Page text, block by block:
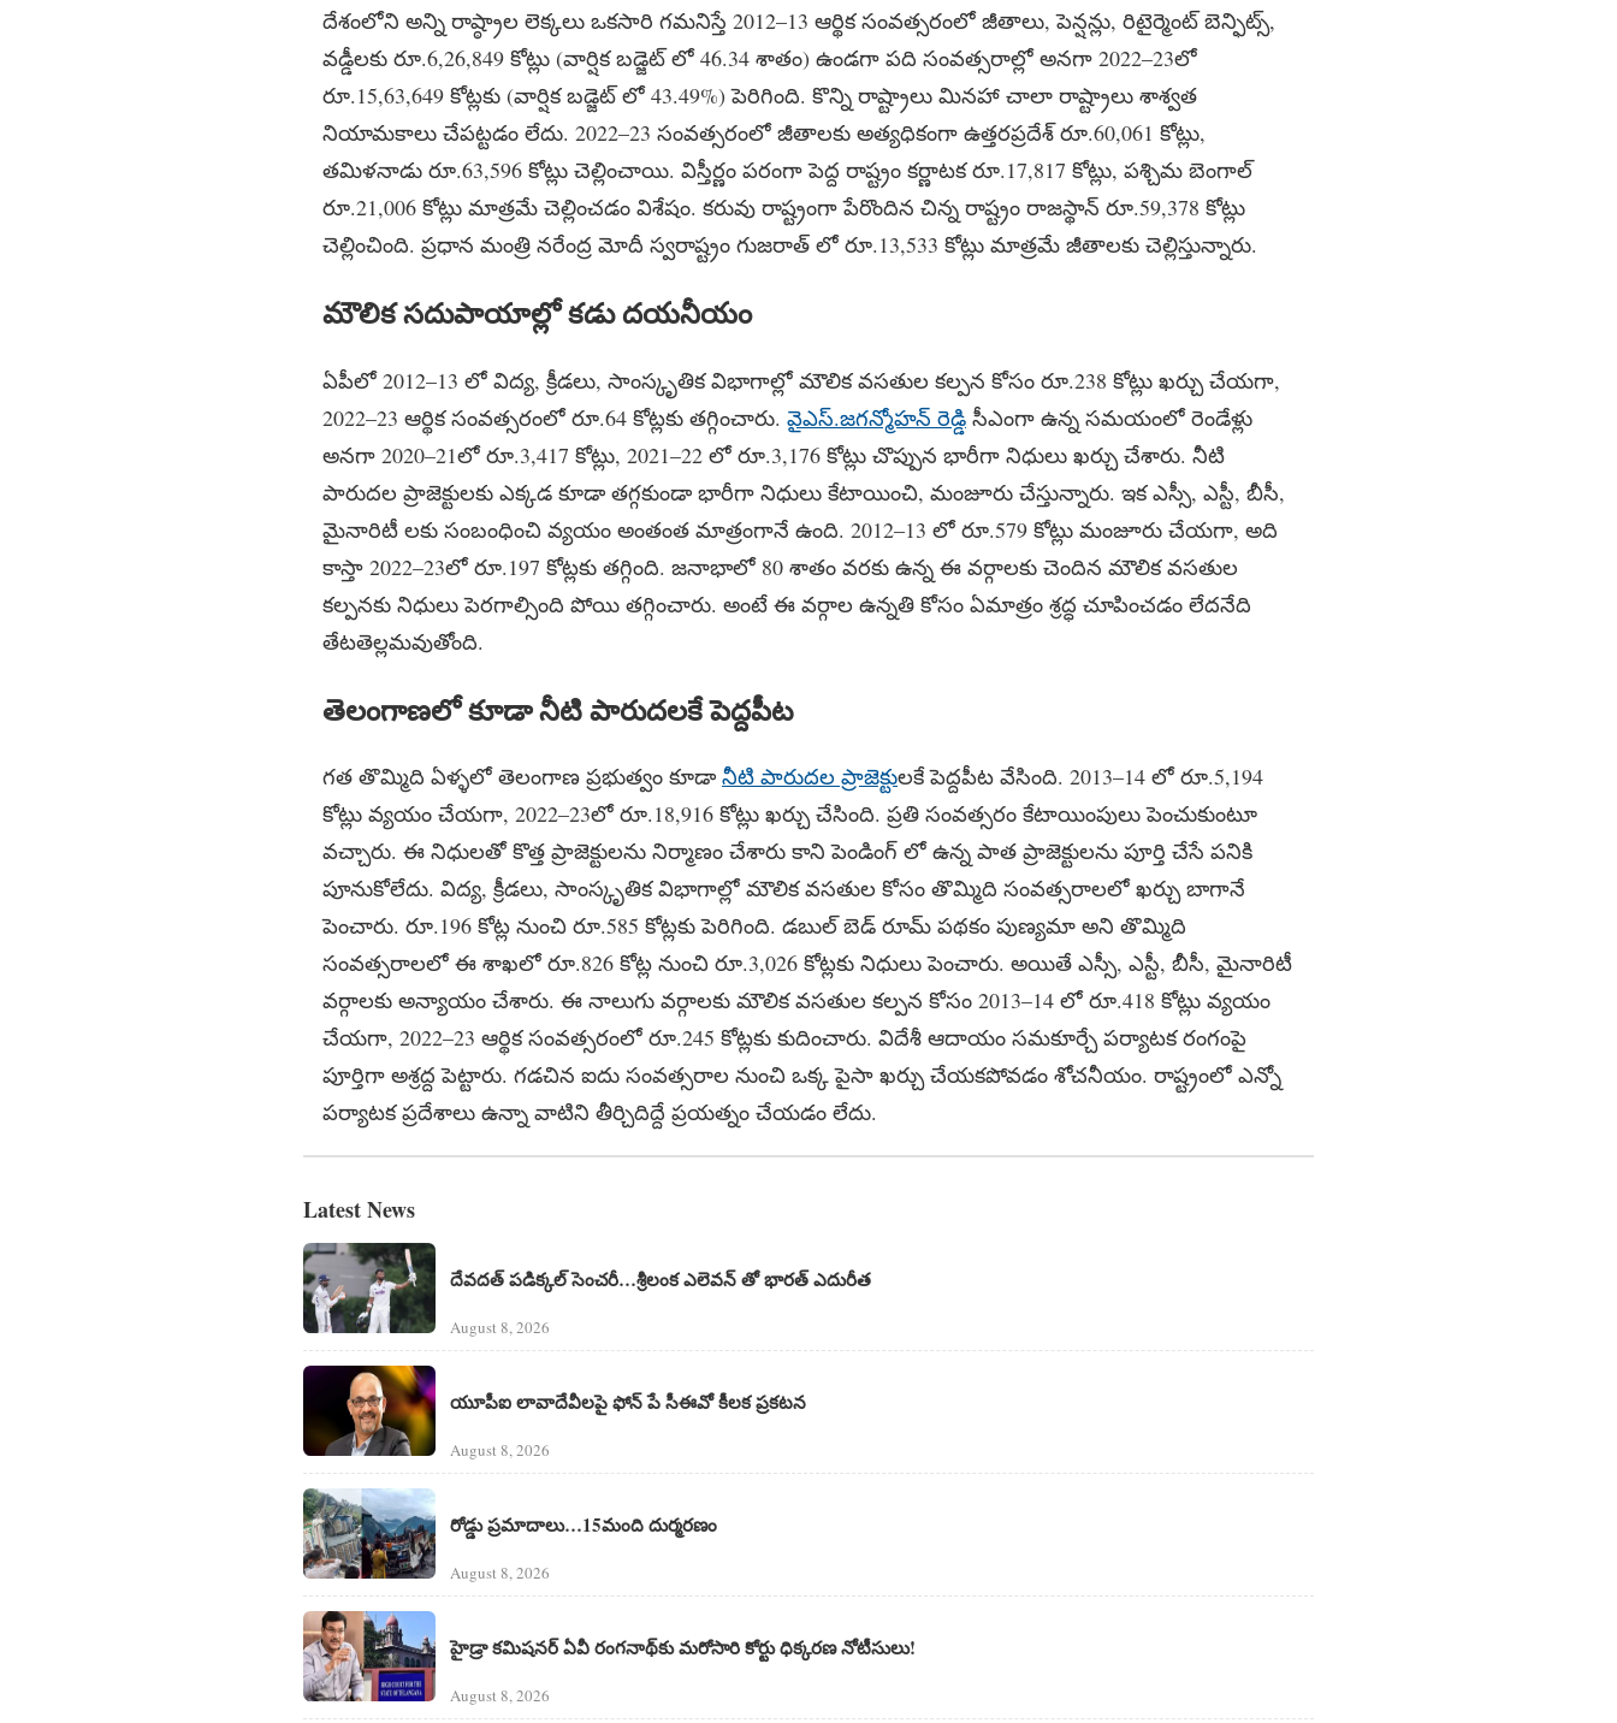
దేశంలోని అన్ని రాష్ఠ్రాల లెక్కలు ఒకసారి గమనిస్తే 2012–13 ఆర్థిక సంవత్సరంలో జీతాలు, పెన్షన్లు, రిటైర్మెంట్ బెన్ఫిట్స్,
వడ్డీలకు రూ.6,26,849 కోట్లు (వార్షిక బడ్జెట్ లో 46.34 శాతం) ఉండగా పది సంవత్సరాల్లో అనగా 2022–23లో
రూ.15,63,649 కోట్లకు (వార్షిక బడ్జెట్ లో 43.49%) పెరిగింది. కొన్ని రాష్ట్రాలు మినహా చాలా రాష్ట్రాలు శాశ్వత
నియామకాలు చేపట్టడం లేదు. 2022–23 సంవత్సరంలో జీతాలకు అత్యధికంగా ఉత్తరప్రదేశ్ రూ.60,061 కోట్లు,
తమిళనాడు రూ.63,596 కోట్లు చెల్లించాయి. విస్తీర్ణం పరంగా పెద్ద రాష్ట్రం కర్ణాటక రూ.17,817 కోట్లు, పశ్చిమ బెంగాల్
రూ.21,006 కోట్లు మాత్రమే చెల్లించడం విశేషం. కరువు రాష్ట్రంగా పేరొందిన చిన్న రాష్ట్రం రాజస్థాన్ రూ.59,378 కోట్లు
చెల్లించింది. ప్రధాన మంత్రి నరేంద్ర మోదీ స్వరాష్ట్రం గుజరాత్ లో రూ.13,533 కోట్లు మాత్రమే జీతాలకు చెల్లిస్తున్నారు.
మౌలిక సదుపాయాల్లో కడు దయనీయం
ఏపీలో 2012–13 లో విద్య, క్రీడలు, సాంస్కృతిక‌ విభాగాల్లో మౌలిక వసతుల కల్పన కోసం రూ.238 కోట్లు ఖర్చు చేయగా,
2022–23 ఆర్థిక సంవత్సరంలో రూ.64 కోట్లకు తగ్గించారు. వైఎస్.జగన్మోహన్ రెడ్డి సీఎంగా ఉన్న సమయంలో రెండేళ్లు
అనగా 2020–21లో రూ.3,417 కోట్లు, 2021–22 లో రూ.3,176 కోట్లు చొప్పున భారీగా నిధులు ఖర్చు చేశారు. నీటి
పారుదల ప్రాజెక్టులకు ఎక్కడ కూడా తగ్గకుండా భారీగా నిధులు కేటాయించి, మంజూరు చేస్తున్నారు. ఇక ఎస్సీ, ఎస్టీ, బీసీ,
మైనారిటీ లకు సంబంధించి వ్యయం అంతంత మాత్రంగానే ఉంది. 2012–13 లో రూ.579 కోట్లు మంజూరు చేయగా, అది
కాస్తా 2022–23లో రూ.197 కోట్లకు తగ్గింది. జనాభాలో 80 శాతం వరకు ఉన్న ఈ వర్గాలకు చెందిన మౌలిక వసతుల
కల్పనకు నిధులు పెరగాల్సింది పోయి తగ్గించారు. అంటే ఈ వర్గాల ఉన్నతి కోసం ఏమాత్రం శ్రద్ధ చూపించడం లేదనేది
తేటతెల్లమవుతోంది.
తెలంగాణలో కూడా నీటి పారుదలకే పెద్దపీట
గత తొమ్మిది ఏళ్ళలో తెలంగాణ ప్రభుత్వం కూడా నీటి పారుదల ప్రాజెక్టులకే పెద్దపీట వేసింది. 2013–14 లో రూ.5,194
కోట్లు వ్యయం చేయగా, 2022–23లో రూ.18,916 కోట్లు ఖర్చు చేసింది. ప్రతి సంవత్సరం కేటాయింపులు పెంచుకుంటూ
వచ్చారు. ఈ నిధులతో కొత్త ప్రాజెక్టులను నిర్మాణం చేశారు కాని పెండింగ్ లో ఉన్న పాత ప్రాజెక్టులను పూర్తి చేసే పనికి
పూనుకోలేదు. విద్య, క్రీడలు, సాంస్కృతిక‌ విభాగాల్లో మౌలిక వసతుల కోసం తొమ్మిది సంవత్సరాలలో ఖర్చు బాగానే
పెంచారు. రూ.196 కోట్ల నుంచి రూ.585 కోట్లకు పెరిగింది. డబుల్ బెడ్ రూమ్ పథకం పుణ్యమా అని తొమ్మిది
సంవత్సరాలలో ఈ శాఖలో రూ.826 కోట్ల నుంచి రూ.3,026 కోట్లకు నిధులు పెంచారు. అయితే ఎస్సీ, ఎస్టీ, బీసీ, మైనారిటీ
వర్గాలకు అన్యాయం చేశారు. ఈ నాలుగు వర్గాలకు మౌలిక వసతుల కల్పన కోసం 2013–14 లో రూ.418 కోట్లు వ్యయం
చేయగా, 2022–23 ఆర్థిక సంవత్సరంలో రూ.245 కోట్లకు కుదించారు. విదేశీ ఆదాయం సమకూర్చే పర్యాటక రంగంపై
పూర్తిగా అశ్రద్ద పెట్టారు. గడచిన ఐదు సంవత్సరాల నుంచి ఒక్క పైసా ఖర్చు చేయకపోవడం శోచనీయం. రాష్ట్రంలో ఎన్నో
పర్యాటక ప్రదేశాలు ఉన్నా వాటిని తీర్చిదిద్దే ప్రయత్నం చేయడం లేదు.
Latest News
దేవదత్ పడిక్కల్‌ సెంచరీ…శ్రీలంక ఎలెవన్ తో భారత్ ఎదురీత
August 8, 2026
యూపీఐ లావాదేవీలపై ఫోన్ పే సీఈవో కీలక ప్రకటన
August 8, 2026
రోడ్డు ప్రమాదాలు…15మంది దుర్మరణం
August 8, 2026
హైడ్రా కమిషనర్ ఏవీ రంగనాథ్‌కు మరోసారి కోర్టు ధిక్కరణ నోటీసులు!
August 8, 2026